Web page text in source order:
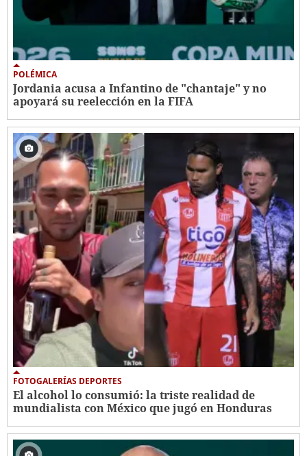
POLÉMICA
Jordania acusa a Infantino de "chantaje" y no
apoyará su reelección en la FIFA
FOTOGALERÍAS DEPORTES
El alcohol lo consumió: la triste realidad de
mundialista con México que jugó en Honduras